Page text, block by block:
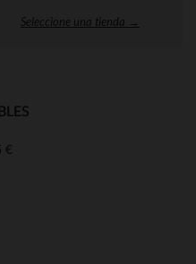
Seleccione una tienda →
€